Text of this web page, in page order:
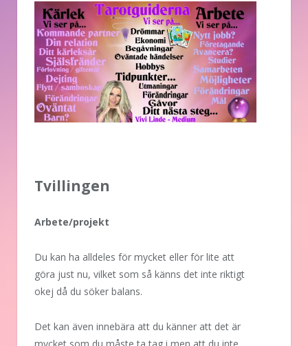
Tvillingen
Arbete/projekt
Du kan ha alldeles för mycket eller för lite att
göra just nu, vilket som så känns det inte riktigt
okej då du söker balans.
Det kan även innebära att du känner att det är